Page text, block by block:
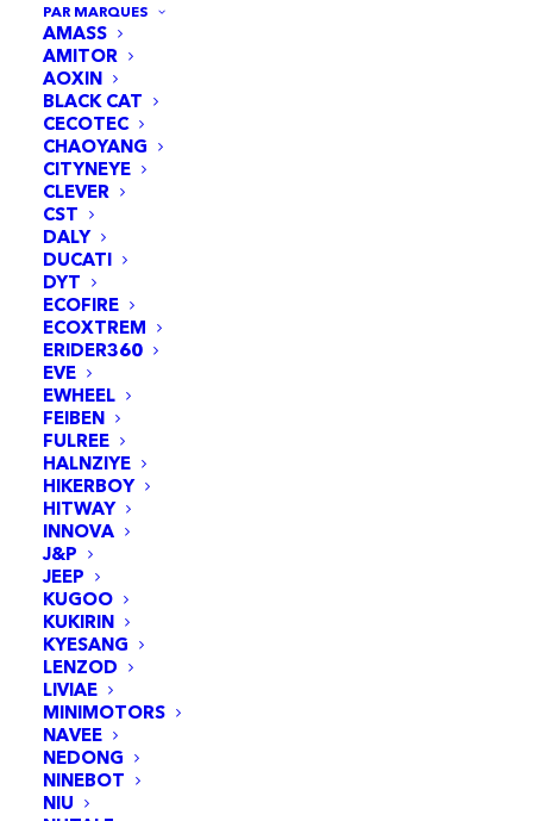
PAR MARQUES
AMASS
AMITOR
AOXIN
BLACK CAT
CECOTEC
CHAOYANG
CITYNEYE
CLEVER
CST
DALY
DUCATI
DYT
ECOFIRE
ECOXTREM
ERIDER360
EVE
EWHEEL
FEIBEN
FULREE
HALNZIYE
HIKERBOY
HITWAY
INNOVA
J&P
JEEP
KUGOO
KUKIRIN
KYESANG
LENZOD
LIVIAE
MINIMOTORS
NAVEE
NEDONG
NINEBOT
NIU
Adaptateur GX16 à DC8 pour Xiaomi